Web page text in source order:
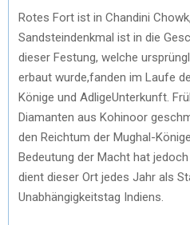
Rotes Fort ist in Chandini
Sandsteindenkmal ist in die
dieser Festung, welche
erbaut wurde,fanden im Laufe
Könige und AdligeUnterkunft.
Diamanten aus Kohinoor
den Reichtum der Mughal-
Bedeutung der Macht hat
dient dieser Ort jedes Jahr als
Unabhängigkeitstag Indiens.